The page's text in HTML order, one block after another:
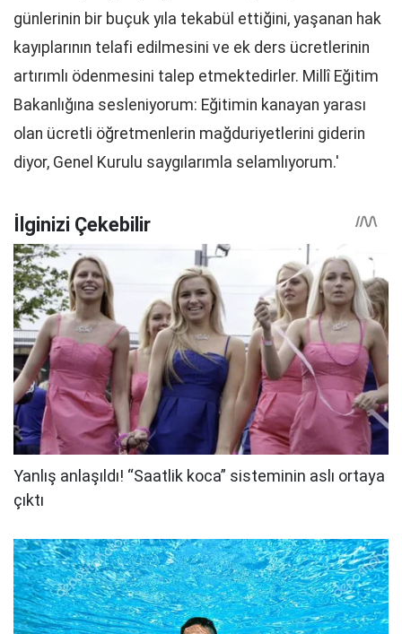
günlerinin bir buçuk yıla tekabül ettiğini, yaşanan hak
kayıplarının telafi edilmesini ve ek ders ücretlerinin
artırımlı ödenmesini talep etmektedirler. Millî Eğitim
Bakanlığına sesleniyorum: Eğitimin kanayan yarası
olan ücretli öğretmenlerin mağduriyetlerini giderin
diyor, Genel Kurulu saygılarımla selamlıyorum.'